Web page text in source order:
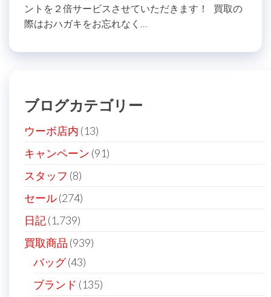
ントを２倍サービスさせていただきます！ 買取の
際はおハガキをお忘れなく…
ブログカテゴリー
ウーボ店内 (13)
キャンペーン (91)
スタッフ (8)
セール(274)
日記(1,739)
買取商品 (939)
バッグ(43)
ブランド (135)